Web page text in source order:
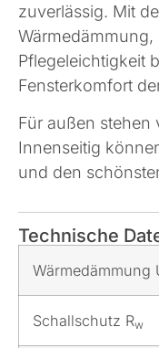
zuverlässig. Mit
Pflegeleichtigkeit
Fensterkomfort
Für außen stehen
Innenseitig
und den
Technische
Wärmedämmung
Schallschutz Rw